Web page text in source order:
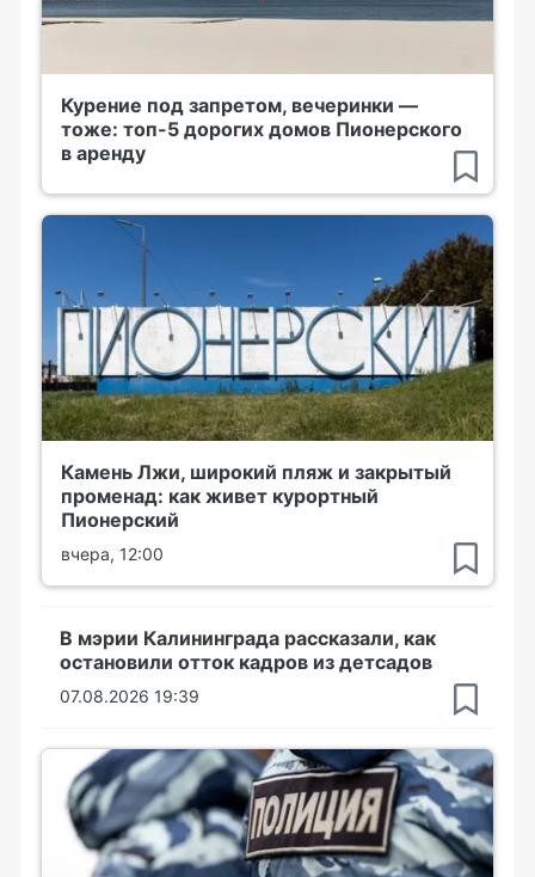
Курение под запретом, вечеринки —
тоже: топ-5 дорогих домов Пионерского
в аренду
Камень Лжи, широкий пляж и закрытый
променад: как живет курортный
Пионерский
вчера, 12:00
В мэрии Калининграда рассказали, как
остановили отток кадров из детсадов
07.08.2026 19:39